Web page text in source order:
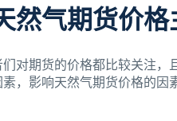
然气期货价
对期货的价格都比较关注，
，影响天然气期货价格的因